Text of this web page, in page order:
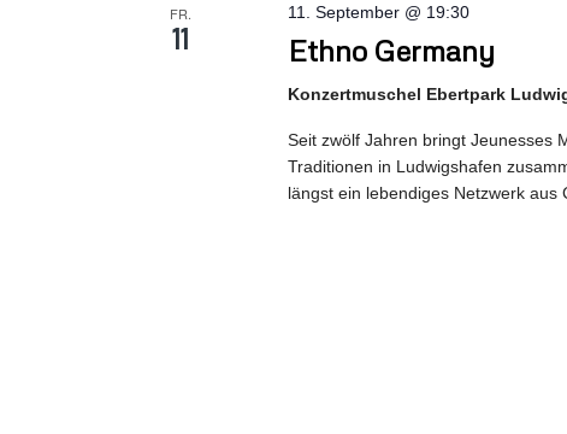
FR.
11 Ethno Germany
11. September @ 19:30
Konzertmuschel Ebertpark
Seit zwölf Jahren bringt Jeunesses
Traditionen in Ludwigshafen
längst ein lebendiges Netzwerk